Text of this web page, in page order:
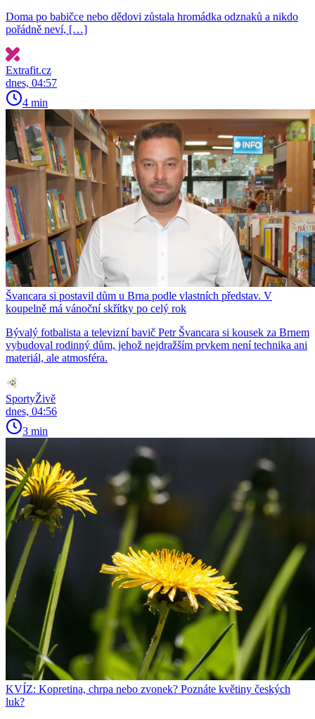
Doma po babičce nebo dědovi zůstala hromádka odznaků a nikdo
pořádně neví, […]
Extrafit.cz
dnes, 04:57
4 min
Švancara si postavil dům u Brna podle vlastních představ. V
koupelně má vánoční skřítky po celý rok
Bývalý fotbalista a televizní bavič Petr Švancara si kousek za Brnem
vybudoval rodinný dům, jehož nejdražším prvkem není technika ani
materiál, ale atmosféra.
SportyŽivě
dnes, 04:56
3 min
KVÍZ: Kopretina, chrpa nebo zvonek? Poznáte květiny českých
luk?